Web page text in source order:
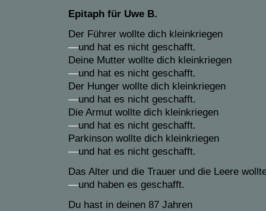
Epitaph für Uwe B.
Der Führer wollte dich kleinkriegen
—und hat es nicht geschafft.
Deine Mutter wollte dich kleinkriegen
—und hat es nicht geschafft.
Der Hunger wollte dich kleinkriegen
—und hat es nicht geschafft.
Die Armut wollte dich kleinkriegen
—und hat es nicht geschafft.
Parkinson wollte dich kleinkriegen
—und hat es nicht geschafft.
Das Alter und die Trauer und die Leere
—und haben es geschafft.
Du hast in deinen 87 Jahren